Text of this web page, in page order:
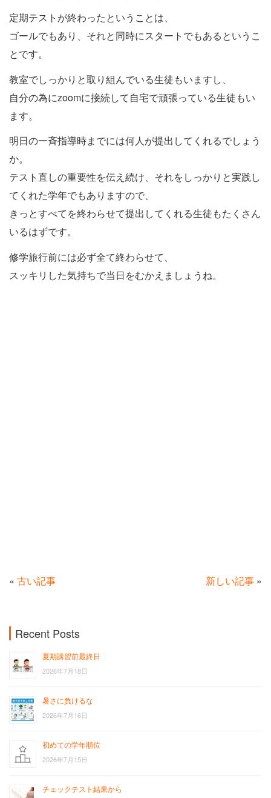
定期テストが終わったということは、
ゴールでもあり、それと同時にスタートでもあるというこ
とです。
教室でしっかりと取り組んでいる生徒もいますし、
自分の為にzoomに接続して自宅で頑張っている生徒もい
ます。
明日の一斉指導時までには何人が提出してくれるでしょう
か。
テスト直しの重要性を伝え続け、それをしっかりと実践し
てくれた学年でもありますので、
きっとすべてを終わらせて提出してくれる生徒もたくさん
いるはずです。
修学旅行前には必ず全て終わらせて、
スッキリした気持ちで当日をむかえましょうね。
« 古い記事 新しい記事 »
Recent Posts
夏期講習前最終日
2026年7月18日
暑さに負けるな
2026年7月16日
初めての学年順位
2026年7月15日
チェックテスト結果から